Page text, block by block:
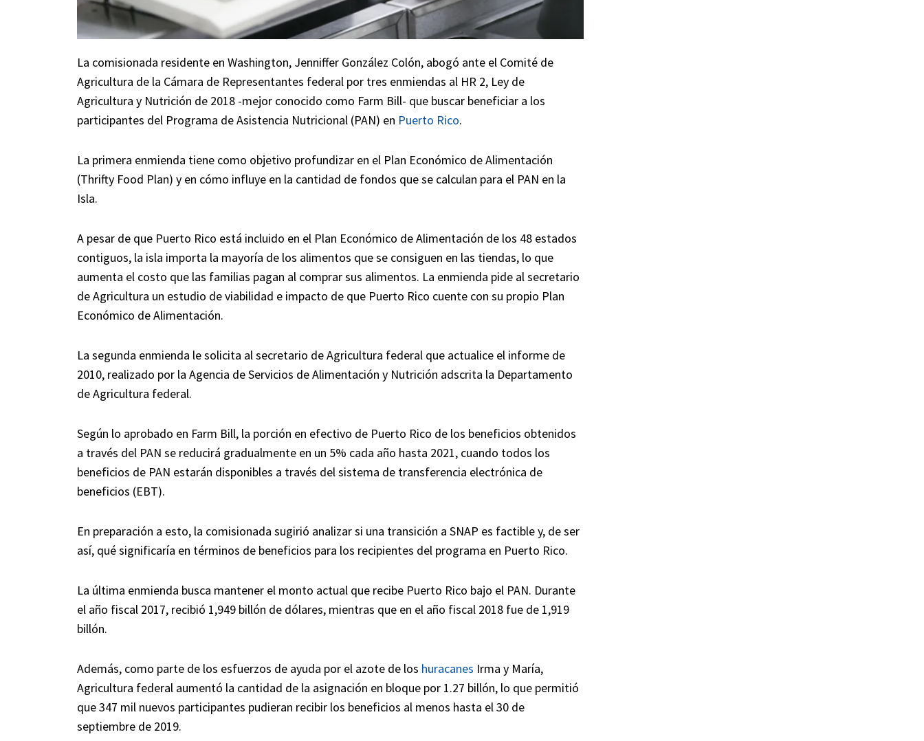
La comisionada residente en Washington, Jenniffer González Colón, abogó ante el Comité de
Agricultura de la Cámara de Representantes federal por tres enmiendas al HR 2, Ley de
Agricultura y Nutrición de 2018 -mejor conocido como Farm Bill- que buscar beneficiar a los
participantes del Programa de Asistencia Nutricional (PAN) en Puerto Rico.
La primera enmienda tiene como objetivo profundizar en el Plan Económico de Alimentación
(Thrifty Food Plan) y en cómo influye en la cantidad de fondos que se calculan para el PAN en la
Isla.
A pesar de que Puerto Rico está incluido en el Plan Económico de Alimentación de los 48 estados
contiguos, la isla importa la mayoría de los alimentos que se consiguen en las tiendas, lo que
aumenta el costo que las familias pagan al comprar sus alimentos. La enmienda pide al secretario
de Agricultura un estudio de viabilidad e impacto de que Puerto Rico cuente con su propio Plan
Económico de Alimentación.
La segunda enmienda le solicita al secretario de Agricultura federal que actualice el informe de
2010, realizado por la Agencia de Servicios de Alimentación y Nutrición adscrita la Departamento
de Agricultura federal.
Según lo aprobado en Farm Bill, la porción en efectivo de Puerto Rico de los beneficios obtenidos
a través del PAN se reducirá gradualmente en un 5% cada año hasta 2021, cuando todos los
beneficios de PAN estarán disponibles a través del sistema de transferencia electrónica de
beneficios (EBT).
En preparación a esto, la comisionada sugirió analizar si una transición a SNAP es factible y, de ser
así, qué significaría en términos de beneficios para los recipientes del programa en Puerto Rico.
La última enmienda busca mantener el monto actual que recibe Puerto Rico bajo el PAN. Durante
el año fiscal 2017, recibió 1,949 billón de dólares, mientras que en el año fiscal 2018 fue de 1,919
billón.
Además, como parte de los esfuerzos de ayuda por el azote de los huracanes Irma y María,
Agricultura federal aumentó la cantidad de la asignación en bloque por 1.27 billón, lo que permitió
que 347 mil nuevos participantes pudieran recibir los beneficios al menos hasta el 30 de
septiembre de 2019.